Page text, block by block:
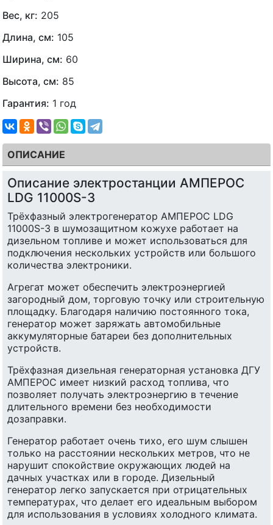
Вес, кг: 205
Длина, см: 105
Ширина, см: 60
Высота, см: 85
Гарантия: 1 год
ОПИСАНИЕ
Описание электростанции АМПЕРОС
LDG 11000S-3
Трёхфазный электрогенератор АМПЕРОС LDG
11000S-3 в шумозащитном кожухе работает на
дизельном топливе и может использоваться для
подключения нескольких устройств или большого
количества электроники.
Агрегат может обеспечить электроэнергией
загородный дом, торговую точку или строительную
площадку. Благодаря наличию постоянного тока,
генератор может заряжать автомобильные
аккумуляторные батареи без дополнительных
устройств.
Трёхфазная дизельная генераторная установка ДГУ
АМПЕРОС имеет низкий расход топлива, что
позволяет получать электроэнергию в течение
длительного времени без необходимости
дозаправки.
Генератор работает очень тихо, его шум слышен
только на расстоянии нескольких метров, что не
нарушит спокойствие окружающих людей на
дачных участках или в городе. Дизельный
генератор легко запускается при отрицательных
температурах, что делает его идеальным выбором
для использования в условиях холодного климата.